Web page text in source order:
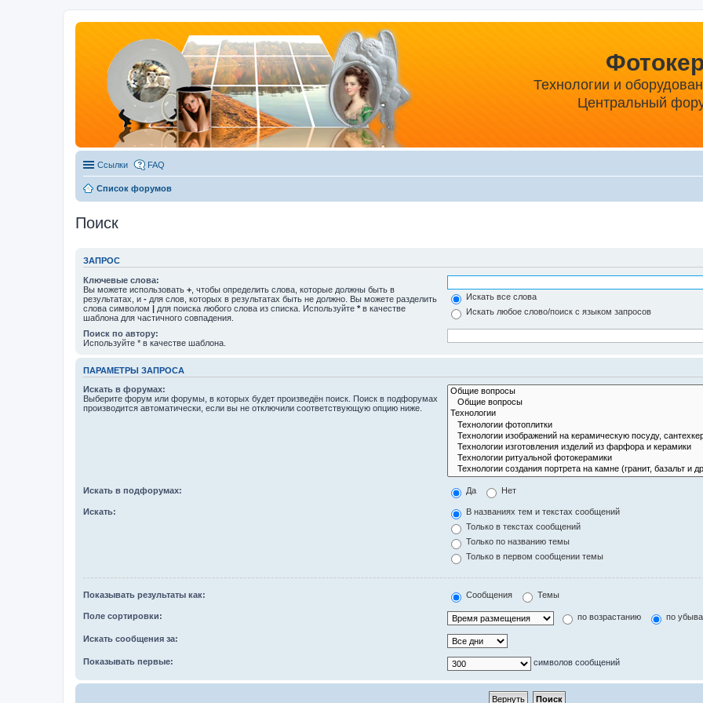
Технологии и
Центральный
Ссылки FAQ
Список форумов
Поиск
ЗАПРОС
Ключевые слова:
Вы можете использовать + , чтобы определить слова, которые должны быть в
результатах, и - для слов, которых в результатах быть не должно. Вы можете разделить
слова символом | для поиска любого слова из списка. Используйте * в качестве
шаблона для частичного совпадения.
Искать все слова
Искать любое слово/поиск с языком запросов
Поиск по автору:
Используйте * в качестве шаблона.
ПАРАМЕТРЫ ЗАПРОСА
Искать в форумах:
Выберите форум или форумы, в которых будет произведён поиск. Поиск в подфорумах
производится автоматически, если вы не отключили соответствующую опцию ниже.
Искать в подфорумах: Да Нет
Искать:
В названиях тем и текстах сообщений
Только в текстах сообщений
Только по названию темы
Только в первом сообщении темы
Показывать результаты как: Сообщения Темы
Поле сортировки: по возрастанию по
Искать сообщения за:
Показывать первые: символов сообщений